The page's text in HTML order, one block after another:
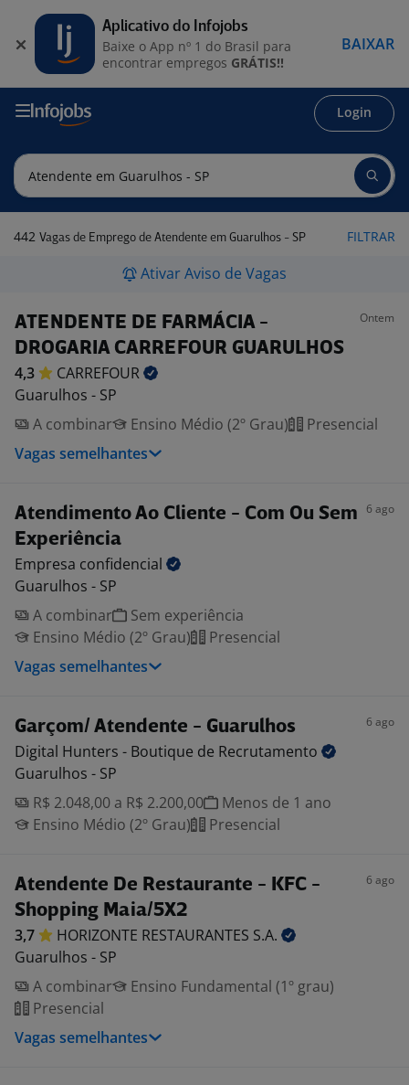
Login
442 Vagas de Emprego de Atendente em Guarulhos - SP FILTRAR
Ativar Aviso de Vagas
ATENDENTE DE FARMÁCIA -
DROGARIA CARREFOUR GUARULHOS
Ontem
4,3
CARREFOUR
Guarulhos - SP
A combinar
Ensino Médio (2º Grau)
Presencial
Vagas semelhantes
Atendimento Ao Cliente - Com Ou Sem
Experiência
6 ago
Empresa confidencial
Guarulhos - SP
A combinar
Sem experiência
Ensino Médio (2º Grau)
Presencial
Vagas semelhantes
Garçom/ Atendente - Guarulhos 6 ago
Digital Hunters - Boutique de Recrutamento
Guarulhos - SP
R$ 2.048,00 a R$ 2.200,00
Menos de 1 ano
Ensino Médio (2º Grau)
Presencial
Atendente De Restaurante - KFC -
Shopping Maia/5X2
6 ago
3,7 HORIZONTE RESTAURANTES S.A.
Guarulhos - SP
A combinar
Ensino Fundamental (1º grau)
Presencial
Vagas semelhantes
Aplicativo do Infojobs
Baixe o App nº 1 do Brasil para
encontrar empregos GRÁTIS!!
BAIXAR